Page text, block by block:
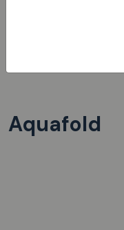
Aquafold